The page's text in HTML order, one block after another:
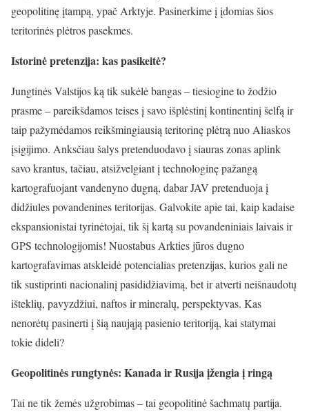
geopolitinę įtampą, ypač Arktyje. Pasinerkime į įdomias šios
teritorinės plėtros pasekmes.
Istorinė pretenzija: kas pasikeitė?
Jungtinės Valstijos ką tik sukėlė bangas – tiesiogine to žodžio
prasme – pareikšdamos teises į savo išplėstinį kontinentinį šelfą ir
taip pažymėdamos reikšmingiausią teritorinę plėtrą nuo Aliaskos
įsigijimo. Anksčiau šalys pretenduodavo į siauras zonas aplink
savo krantus, tačiau, atsižvelgiant į technologinę pažangą
kartografuojant vandenyno dugną, dabar JAV pretenduoja į
didžiules povandenines teritorijas. Galvokite apie tai, kaip kadaise
ekspansionistai tyrinėtojai, tik šį kartą su povandeniniais laivais ir
GPS technologijomis! Nuostabus Arkties jūros dugno
kartografavimas atskleidė potencialias pretenzijas, kurios gali ne
tik sustiprinti nacionalinį pasididžiavimą, bet ir atverti neišnaudotų
išteklių, pavyzdžiui, naftos ir mineralų, perspektyvas. Kas
nenorėtų pasinerti į šią naująją pasienio teritoriją, kai statymai
tokie dideli?
Geopolitinės rungtynės: Kanada ir Rusija įžengia į ringą
Tai ne tik žemės užgrobimas – tai geopolitinė šachmatų partija.